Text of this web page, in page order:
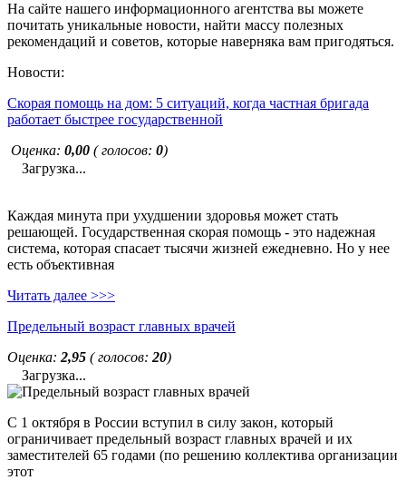
На сайте нашего информационного агентства вы можете
почитать уникальные новости, найти массу полезных
рекомендаций и советов, которые наверняка вам пригодяться.
Новости:
Скорая помощь на дом: 5 ситуаций, когда частная бригада
работает быстрее государственной
Оценка: 0,00 ( голосов: 0)
Загрузка...
Каждая минута при ухудшении здоровья может стать
решающей. Государственная скорая помощь - это надежная
система, которая спасает тысячи жизней ежедневно. Но у нее
есть объективная
Читать далее >>>
Предельный возраст главных врачей
Оценка: 2,95 ( голосов: 20)
Загрузка...
С 1 октября в России вступил в силу закон, который
ограничивает предельный возраст главных врачей и их
заместителей 65 годами (по решению коллектива организации
этот